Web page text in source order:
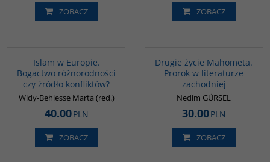
ZOBACZ ZOBACZ
Islam w Europie.
Bogactwo różnorodności
czy źródło konfliktów?
Widy-Behiesse Marta (red.)
40.00PLN
ZOBACZ
Drugie życie Mahometa.
Prorok w literaturze
zachodniej
Nedim GÜRSEL
30.00PLN
ZOBACZ